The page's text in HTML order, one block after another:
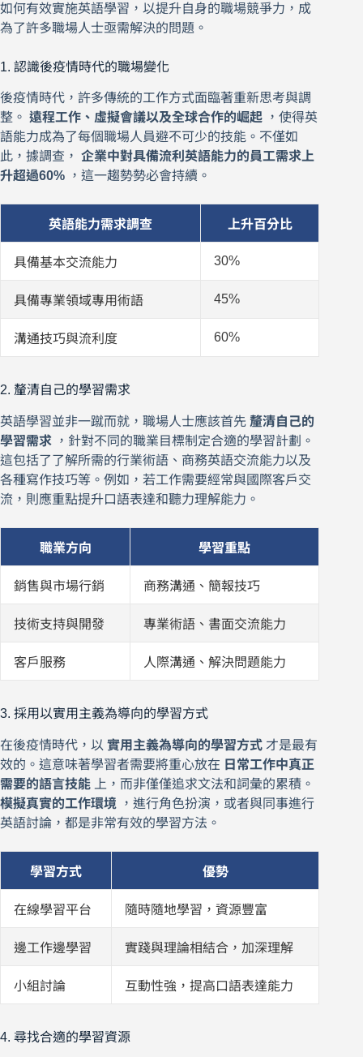
如何有效實施英語學習，以提升自身的職場競爭力，成
為了許多職場人士亟需解決的問題。
1. 認識後疫情時代的職場變化
後疫情時代，許多傳統的工作方式面臨著重新思考與調
整。 遠程工作、虛擬會議以及全球合作的崛起 ，使得英
語能力成為了每個職場人員避不可少的技能。不僅如
此，據調查， 企業中對具備流利英語能力的員工需求上
升超過60% ，這一趨勢勢必會持續。
英語能力需求調查 上升百分比
具備基本交流能力 30%
具備專業領域專用術語 45%
溝通技巧與流利度 60%
2. 釐清自己的學習需求
英語學習並非一蹴而就，職場人士應該首先 釐清自己的
學習需求 ，針對不同的職業目標制定合適的學習計劃。
這包括了了解所需的行業術語、商務英語交流能力以及
各種寫作技巧等。例如，若工作需要經常與國際客戶交
流，則應重點提升口語表達和聽力理解能力。
職業方向 學習重點
銷售與市場行銷 商務溝通、簡報技巧
技術支持與開發 專業術語、書面交流能力
客戶服務 人際溝通、解決問題能力
3. 採用以實用主義為導向的學習方式
在後疫情時代，以 實用主義為導向的學習方式 才是最有
效的。這意味著學習者需要將重心放在 日常工作中真正
需要的語言技能
上，而非僅僅追求文法和詞彙的累積。
模擬真實的工作環境
，進行角色扮演，或者與同事進行
英語討論，都是非常有效的學習方法。
學習方式 優勢
在線學習平台 隨時隨地學習，資源豐富
邊工作邊學習 實踐與理論相結合，加深理解
小組討論 互動性強，提高口語表達能力
4. 尋找合適的學習資源